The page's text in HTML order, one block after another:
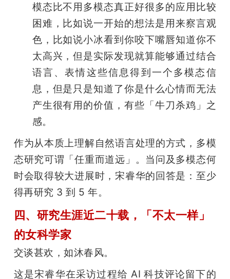
模态比不用多模态真正好很多的应用比较
困难，比如说一开始的想法是用来察言观
色，比如说小冰看到你咬下嘴唇知道你不
太高兴，但是实际发现就算能够通过结合
语言、表情这些信息得到一个多模态信
息，但是只是知道了你是什么心情而无法
产生很有用的价值，有些「牛刀杀鸡」之
感。
作为从本质上理解自然语言处理的方式，多模
态研究可谓「任重而道远」。当问及多模态何
时会取得较大进展时，宋睿华的回答是：至少
得再研究 3 到 5 年。
四、研究生涯近二十载，「不太一样」
的女科学家
交谈甚欢，如沐春风。
这是宋睿华在采访过程给 AI 科技评论留下的